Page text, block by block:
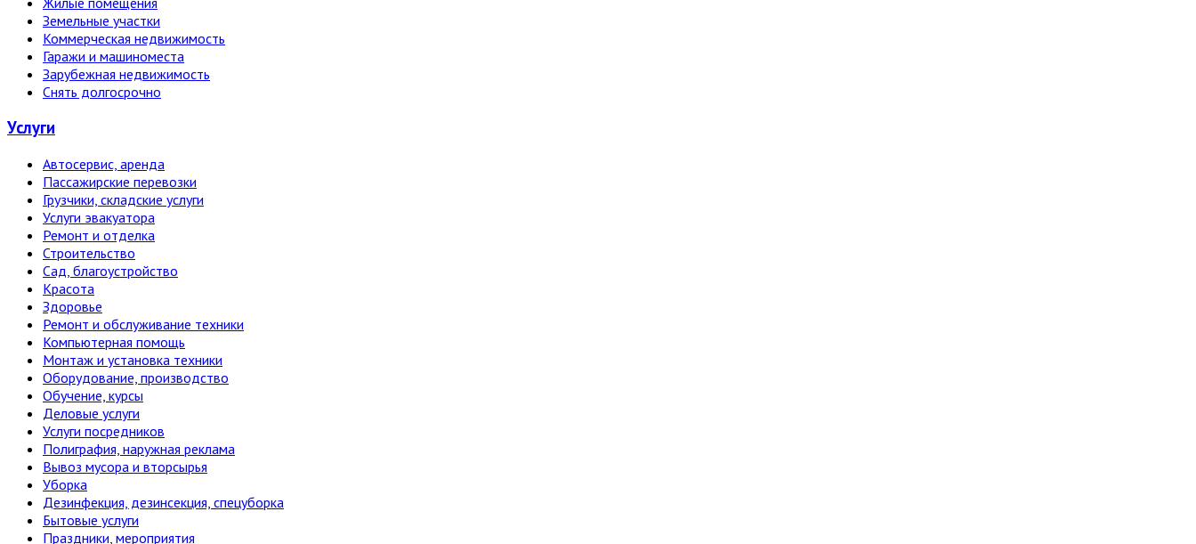
Земельные участки
Коммерческая недвижимость
Гаражи и машиноместа
Зарубежная недвижимость
Снять долгосрочно
Услуги
Автосервис, аренда
Пассажирские перевозки
Грузчики, складские услуги
Услуги эвакуатора
Ремонт и отделка
Строительство
Сад, благоустройство
Красота
Здоровье
Ремонт и обслуживание техники
Компьютерная помощь
Монтаж и установка техники
Оборудование, производство
Обучение, курсы
Деловые услуги
Услуги посредников
Полиграфия, наружная реклама
Вывоз мусора и вторсырья
Уборка
Дезинфекция, дезинсекция, спецуборка
Бытовые услуги
Праздники, мероприятия